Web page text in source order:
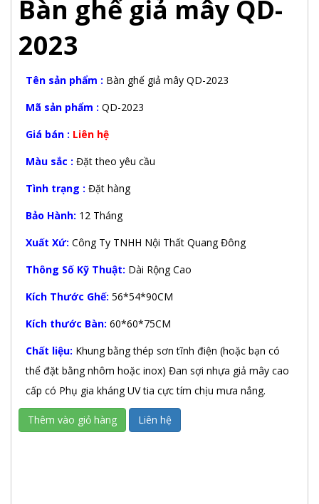
Bàn ghế giả mây QD-
2023
Tên sản phẩm : Bàn ghế giả mây QD-2023
Mã sản phẩm : QD-2023
Giá bán : Liên hệ
Màu sắc : Đặt theo yêu cầu
Tình trạng : Đặt hàng
Bảo Hành: 12 Tháng
Xuất Xứ: Công Ty TNHH Nội Thất Quang Đông
Thông Số Kỹ Thuật: Dài Rộng Cao
Kích Thước Ghế: 56*54*90CM
Kích thước Bàn: 60*60*75CM
Chất liệu: Khung bằng thép sơn tĩnh điện (hoặc bạn có
thể đặt bằng nhôm hoặc inox) Đan sợi nhựa giả mây cao
cấp có Phụ gia kháng UV tia cực tím chịu mưa nắng.
Thêm vào giỏ hàng Liên hệ